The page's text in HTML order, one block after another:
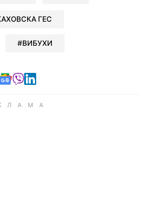
ГЕС
ВИБУХИ
у Telegram
у Facebook
у X
Читайте у Google news
Читайте у Viber
Читайте у LinkedIn